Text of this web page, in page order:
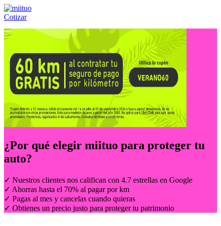
Cotizar
Llámanos al:(55) 84-21-05-00 ó
¿Por qué elegir miituo para proteger tu
auto?
✓ Nuestros clientes nos califican con 4.7 estrellas en Google
✓ Ahorras hasta el 70% al pagar por km
✓ Pagas al mes y cancelas cuando quieras
✓ Obtienes un precio justo para proteger tu patrimonio